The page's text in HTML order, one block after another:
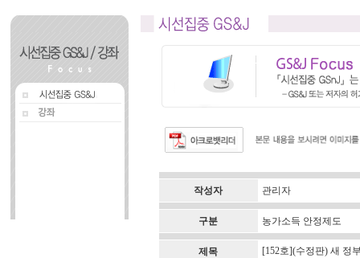
작성자 관리자
구분 농가소득 안정제도
제목 [152호](수정판) 새 정